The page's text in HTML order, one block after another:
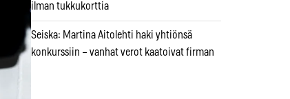
ilman tukkukorttia
Seiska: Martina Aitolehti haki yhtiönsä
konkurssiin – vanhat verot kaatoivat firman